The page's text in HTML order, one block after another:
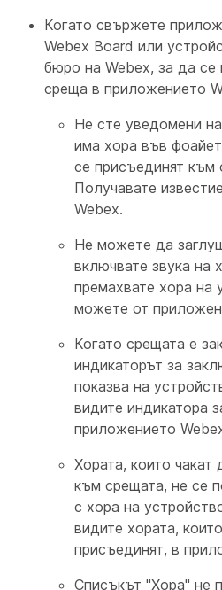
Когато свържете
Webex Board или
бюро на Webex, за да се
среща в приложението
Не сте уведомени
има хора във
се присъединят към
Получавате
Webex.
Не можете да
включвате звука на
премахвате хора на
можете от
Когато срещата е
индикаторът за
показва на
видите индикатора
приложението
Хората, които чакат
към срещата, не се
с хора на
видите хората,
присъединят, в
Списъкът "Хора" не